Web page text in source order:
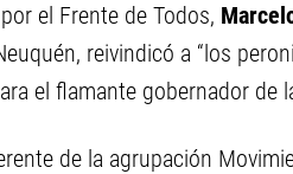
el Frente de Todos,
reivindicó a “los
el flamante gobernador de
de la agrupación